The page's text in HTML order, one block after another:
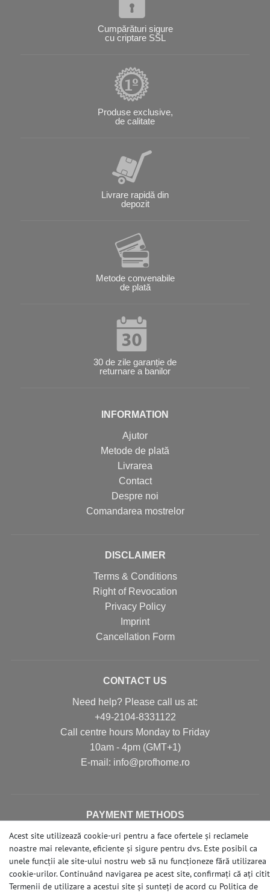
Cumpărături sigure
cu criptare SSL
Produse exclusive,
de calitate
Livrare rapidă din
depozit
Metode convenabile
de plată
30 de zile garanție de
returnare a banilor
INFORMATION
Ajutor
Metode de plată
Livrarea
Contact
Despre noi
Comandarea mostrelor
DISCLAIMER
Terms & Conditions
Right of Revocation
Privacy Policy
Imprint
Cancellation Form
CONTACT US
Need help? Please call us at:
+49-2104-8331122
Call centre hours Monday to Friday
10am - 4pm (GMT+1)
Е-mail: info@profhome.ro
PAYMENT METHODS
SOCIAL MEDIA
Acest site utilizează cookie-uri pentru a face ofertele și reclamele
noastre mai relevante, eficiente și sigure pentru dvs. Este posibil ca
unele funcții ale site-ului nostru web să nu funcționeze fără utilizarea
cookie-urilor. Continuând navigarea pe acest site, confirmați că ați citit
Termenii de utilizare a acestui site și sunteți de acord cu Politica de